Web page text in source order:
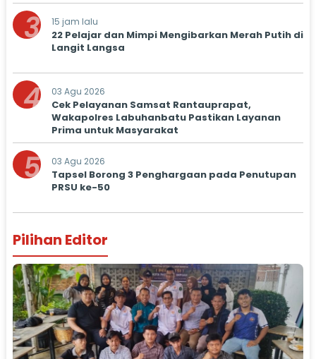
3 15 jam lalu
22 Pelajar dan Mimpi Mengibarkan Merah Putih di
Langit Langsa
4 03 Agu 2026
Cek Pelayanan Samsat Rantauprapat,
Wakapolres Labuhanbatu Pastikan Layanan
Prima untuk Masyarakat
5 03 Agu 2026
Tapsel Borong 3 Penghargaan pada Penutupan
PRSU ke-50
Pilihan Editor